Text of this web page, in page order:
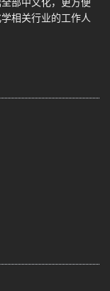
部中文化，更方便
相关行业的工作人